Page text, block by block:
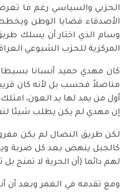
الحزبي والسياسي رغم ما
الأصدقاء قضايا الوطن
وسام الذي اختار أن يسلك
المركزية للحزب الشيوعي
كان مهدي حميد أنسانا
مناضلاً فحسب بل لأنه كان
أول من يمد لها يد العون،
إن مهدي لم يكن يطلب شيئا
لكن طريق النضال لم يكن
كالجبل ينهض بعد كل ضربة
لهم دائما (أن الحرية لا تمنح
ومع تقدمه في العمر وبعد أن